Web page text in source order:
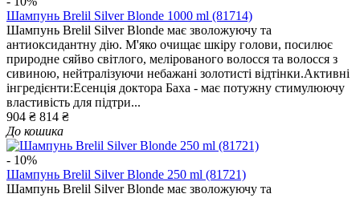
Шампунь Brelil Silver Blonde 1000 ml (81714)
Шампунь Brelil Silver Blonde має зволожуючу та
антиоксидантну дію. М'яко очищає шкіру голови, посилює
природне сяйво світлого, мелірованого волосся та волосся з
сивиною, нейтралізуючи небажані золотисті відтінки.Активні
інгредієнти:Есенція доктора Баха - має потужну стимулюючу
властивість для підтри...
904 ₴ 814 ₴
До кошика
- 10%
Шампунь Brelil Silver Blonde 250 ml (81721)
Шампунь Brelil Silver Blonde має зволожуючу та